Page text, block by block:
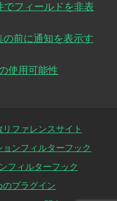
フィールドを非表
前に通知を表示す
使用可能性
ファレンスサイト
ンフィルターフック
フィルターフック
のプラグイン